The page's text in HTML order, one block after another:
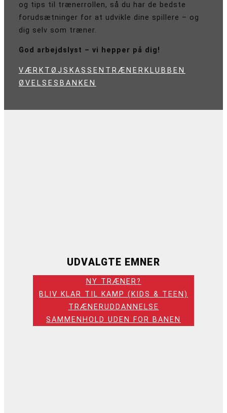
og tips til trænerrollen, så du har de bedste
forudsætninger for at udvikle dine spillere – og
dig selv som træner.
God arbejdslyst – vi hepper på dig!
VÆRKTØJSKASSEN TRÆNERKLUBBEN
ØVELSESBANKEN
UDVALGTE EMNER
NY TRÆNER?
BLIV KLAR TIL KAMP (KIDS & TEEN)
TRÆNERUDDANNELSE
SAMMENHOLD UDEN FOR BANEN